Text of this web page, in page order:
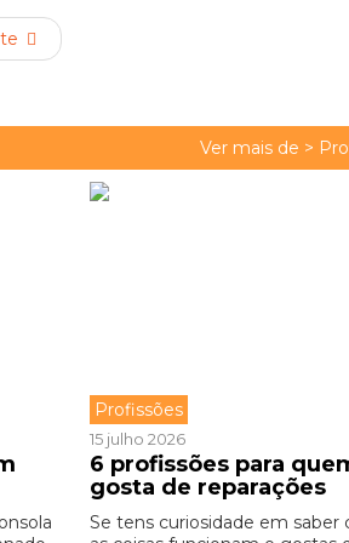
Ver mais de >
Profissões
15 julho 2026
6 profissões para
gosta de reparações
Se tens curiosidade em saber